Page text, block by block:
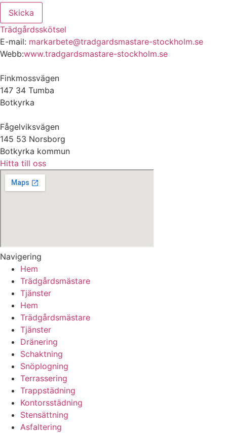
Skicka
Trädgårdsskötsel
E-mail: markarbete@tradgardsmastare-stockholm.se
Webb:www.tradgardsmastare-stockholm.se
Finkmossvägen
147 34 Tumba
Botkyrka
Fågelviksvägen
145 53 Norsborg
Botkyrka kommun
Hitta till oss
Navigering
Hem
Trädgårdsmästare
Tjänster
Hem
Trädgårdsmästare
Tjänster
Dränering
Schaktning
Snöplogning
Terrassering
Trappstädning
Kontorsstädning
Stensättning
Asfaltering